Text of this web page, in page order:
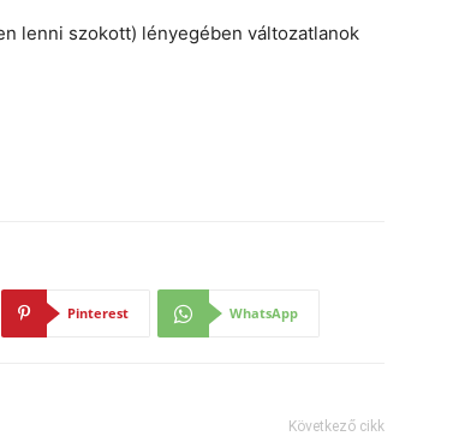
lenni szokott) lényegében változatlanok
Pinterest WhatsApp
Következő cikk